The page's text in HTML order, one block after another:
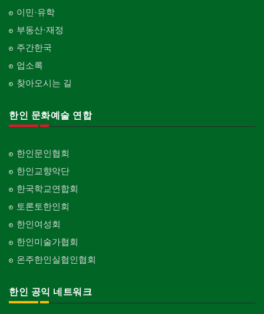
이민·유학
부동산·재정
주간한국
업소록
찾아오시는 길
한인 문화예술 연합
한인문인협회
한인교향악단
한국학교연합회
토론토한인회
한인여성회
한인미술가협회
온주한인실협인협회
한인 공익 네트워크